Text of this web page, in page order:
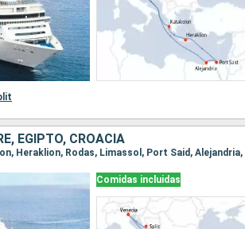
EGIPTO, CROACIA
Heraklion, Rodas, Limassol, Port Said,
Comidas incluidas